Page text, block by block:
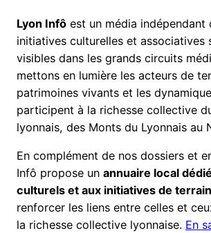
Lyon Infô est un média indépendant
initiatives culturelles et associatives
visibles dans les grands circuits
mettons en lumière les acteurs de
patrimoines vivants et les
participent à la richesse collective
lyonnais, des Monts du Lyonnais au
En complément de nos dossiers et
Infô propose un annuaire local
culturels et aux initiatives de terrain
renforcer les liens entre celles et
la richesse collective lyonnaise. En